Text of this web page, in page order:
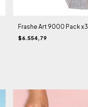
Frashe Art 9000 Pack x3
$6.554,79